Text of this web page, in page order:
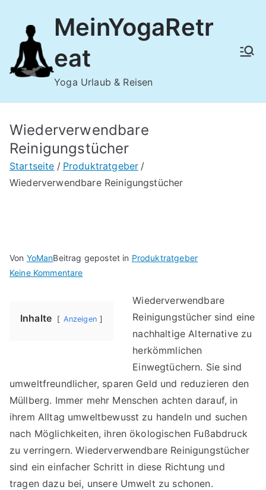
springen
MeinYogaRetr
eat
Yoga Urlaub & Reisen
Wiederverwendbare
Reinigungstücher
Startseite
Produktratgeber
Wiederverwendbare Reinigungstücher
Von YoManBeitrag gepostet in Produktratgeber
Keine Kommentarefür
Reinigungstücher
Inhalte Anzeigen
Wiederverwendbare
Reinigungstücher sind eine
nachhaltige Alternative zu
herkömmlichen
Einwegtüchern. Sie sind
umweltfreundlicher, sparen Geld und reduzieren den
Müllberg. Immer mehr Menschen achten darauf, in
ihrem Alltag umweltbewusst zu handeln und suchen
nach Möglichkeiten, ihren ökologischen Fußabdruck
zu verringern. Wiederverwendbare Reinigungstücher
sind ein einfacher Schritt in diese Richtung und
tragen dazu bei, unsere Umwelt zu schonen.